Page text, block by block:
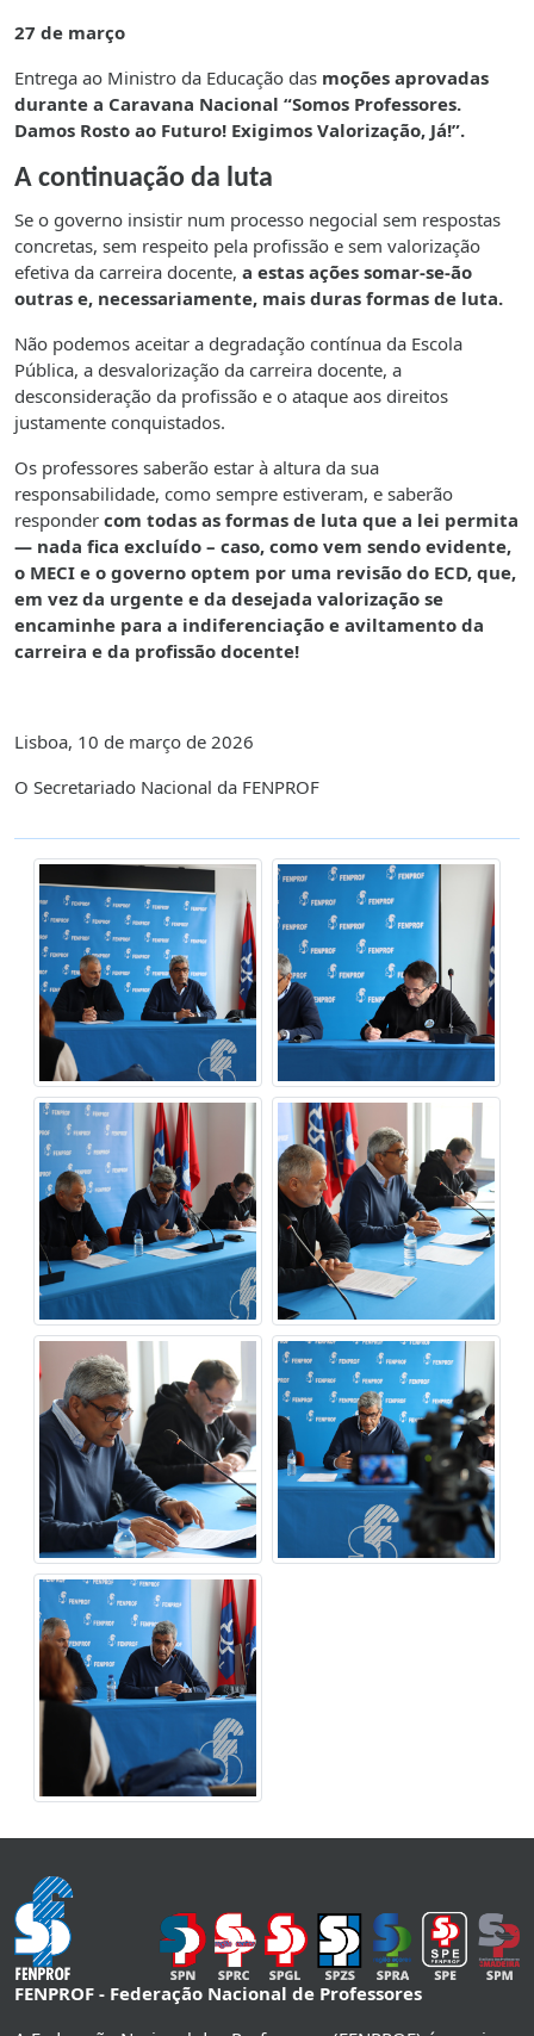
27 de março
Entrega ao Ministro da Educação das moções aprovadas
durante a Caravana Nacional “Somos Professores.
Damos Rosto ao Futuro! Exigimos Valorização, Já!”.
A continuação da luta
Se o governo insistir num processo negocial sem respostas
concretas, sem respeito pela profissão e sem valorização
efetiva da carreira docente, a estas ações somar-se-ão
outras e, necessariamente, mais duras formas de luta.
Não podemos aceitar a degradação contínua da Escola
Pública, a desvalorização da carreira docente, a
desconsideração da profissão e o ataque aos direitos
justamente conquistados.
Os professores saberão estar à altura da sua
responsabilidade, como sempre estiveram, e saberão
responder com todas as formas de luta que a lei permita
— nada fica excluído – caso, como vem sendo evidente,
o MECI e o governo optem por uma revisão do ECD, que,
em vez da urgente e da desejada valorização se
encaminhe para a indiferenciação e aviltamento da
carreira e da profissão docente!
Lisboa, 10 de março de 2026
O Secretariado Nacional da FENPROF
FENPROF - Federação Nacional de Professores